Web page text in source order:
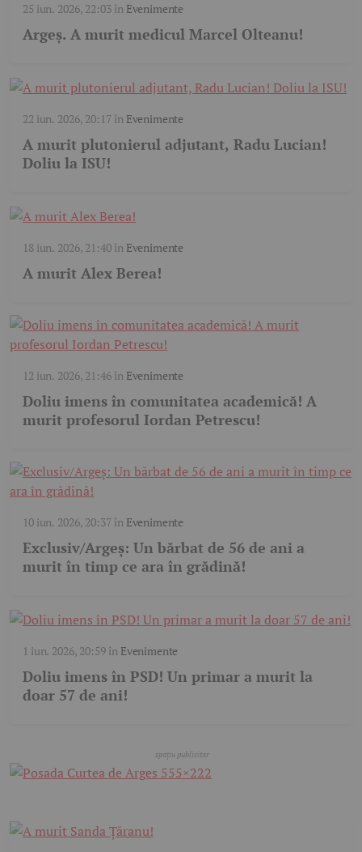
25 iun. 2026, 22:03în Evenimente
Argeș. A murit medicul Marcel Olteanu!
22 iun. 2026, 20:17în Evenimente
A murit plutonierul adjutant, Radu Lucian!
Doliu la ISU!
18 iun. 2026, 21:40în Evenimente
A murit Alex Berea!
12 iun. 2026, 21:46în Evenimente
Doliu imens în comunitatea academică! A
murit profesorul Iordan Petrescu!
10 iun. 2026, 20:37în Evenimente
Exclusiv/Argeș: Un bărbat de 56 de ani a
murit în timp ce ara în grădină!
1 iun. 2026, 20:59în Evenimente
Doliu imens în PSD! Un primar a murit la
doar 57 de ani!